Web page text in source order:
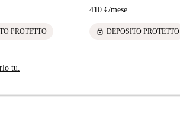
PROTETTO
410 €/mese
lock DEPOSITO PROTETTO
tu.